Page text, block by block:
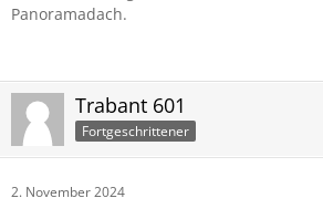
Panoramadach.
Trabant 601
Fortgeschrittener
2. November 2024